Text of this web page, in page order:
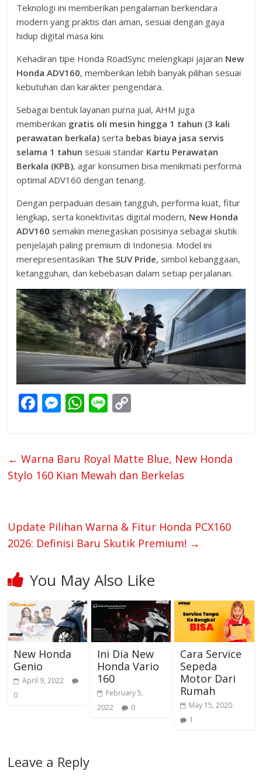
Teknologi ini memberikan pengalaman berkendara
modern yang praktis dan aman, sesuai dengan gaya
hidup digital masa kini.
Kehadiran tipe Honda RoadSync melengkapi jajaran New
Honda ADV160, memberikan lebih banyak pilihan sesuai
kebutuhan dan karakter pengendara.
Sebagai bentuk layanan purna jual, AHM juga
memberikan gratis oli mesin hingga 1 tahun (3 kali
perawatan berkala) serta bebas biaya jasa servis
selama 1 tahun sesuai standar Kartu Perawatan
Berkala (KPB), agar konsumen bisa menikmati performa
optimal ADV160 dengan tenang.
Dengan perpaduan desain tangguh, performa kuat, fitur
lengkap, serta konektivitas digital modern, New Honda
ADV160 semakin menegaskan posisinya sebagai skutik
penjelajah paling premium di Indonesia. Model ini
merepresentasikan The SUV Pride, simbol kebanggaan,
ketangguhan, dan kebebasan dalam setiap perjalanan.
F
ac
b
o
M
e
e
n
W
h
s
A
Li
n
y
Li
← Warna Baru Royal Matte Blue, New Honda
Stylo 160 Kian Mewah dan Berkelas
Update Pilihan Warna & Fitur Honda PCX160
2026: Definisi Baru Skutik Premium! →
You May Also Like
New Honda
Genio
April 9, 2022
0
Ini Dia New
Honda Vario
160
February 5,
2022
0
Cara Service
Sepeda
Motor Dari
Rumah
May 15, 2020
1
Leave a Reply